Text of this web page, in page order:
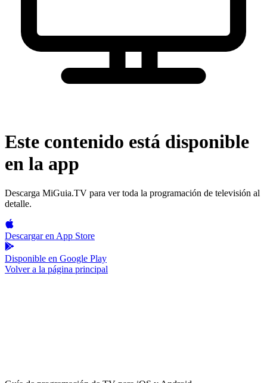
Este contenido está disponible
en la app
Descarga MiGuia.TV para ver toda la programación de televisión al
detalle.
Descargar en App Store
Disponible en Google Play
Volver a la página principal